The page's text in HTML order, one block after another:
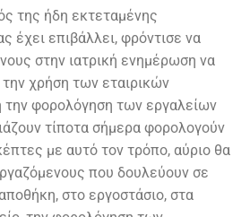
της ήδη εκτεταμένης
έχει επιβάλλει, φρόντισε να
στην ιατρική ενημέρωση να
χρήση των εταιρικών
την φορολόγηση των εργαλείων
τίποτα σήμερα φορολογούν
με αυτό τον τρόπο, αύριο θα
που δουλεύουν σε
στο εργοστάσιο, στα